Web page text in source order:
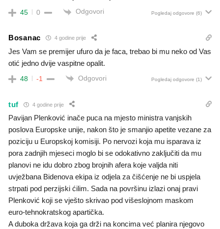
45 0 Odgovori Pogledaj odgovore (6)
Bosanac 4 godine prije
Jes Vam se premijer ufuro da je faca, trebao bi mu neko od Vas
otić jedno dvije vaspitne opalit.
48 -1 Odgovori Pogledaj odgovore (1)
tuf 4 godine prije
Pavijan Plenković inače puca na mjesto ministra vanjskih
poslova Europske unije, nakon što je smanjio apetite vezane za
poziciju u Europskoj komisiji. Po nervozi koja mu isparava iz
pora zadnjih mjeseci moglo bi se odokativno zaključiti da mu
planovi ne idu dobro zbog brojnih afera koje valjda niti
uvježbana Bidenova ekipa iz odjela za čišćenje ne bi uspjela
strpati pod perzijski ćilim. Sada na površinu izlazi onaj pravi
Plenković koji se vješto skrivao pod višeslojnom maskom
euro-tehnokratskog apartička.
A duboka država koja ga drži na koncima već planira njegovo